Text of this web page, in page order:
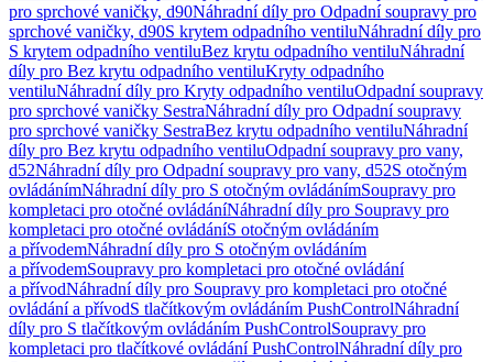
pro sprchové vaničky, d90Náhradní díly pro Odpadní soupravy pro
sprchové vaničky, d90S krytem odpadního ventiluNáhradní díly pro
S krytem odpadního ventiluBez krytu odpadního ventiluNáhradní
díly pro Bez krytu odpadního ventiluKryty odpadního
ventiluNáhradní díly pro Kryty odpadního ventiluOdpadní soupravy
pro sprchové vaničky SestraNáhradní díly pro Odpadní soupravy
pro sprchové vaničky SestraBez krytu odpadního ventiluNáhradní
díly pro Bez krytu odpadního ventiluOdpadní soupravy pro vany,
d52Náhradní díly pro Odpadní soupravy pro vany, d52S otočným
ovládánímNáhradní díly pro S otočným ovládánímSoupravy pro
kompletaci pro otočné ovládáníNáhradní díly pro Soupravy pro
kompletaci pro otočné ovládáníS otočným ovládáním
a přívodemNáhradní díly pro S otočným ovládáním
a přívodemSoupravy pro kompletaci pro otočné ovládání
a přívodNáhradní díly pro Soupravy pro kompletaci pro otočné
ovládání a přívodS tlačítkovým ovládáním PushControlNáhradní
díly pro S tlačítkovým ovládáním PushControlSoupravy pro
kompletaci pro tlačítkové ovládání PushControlNáhradní díly pro